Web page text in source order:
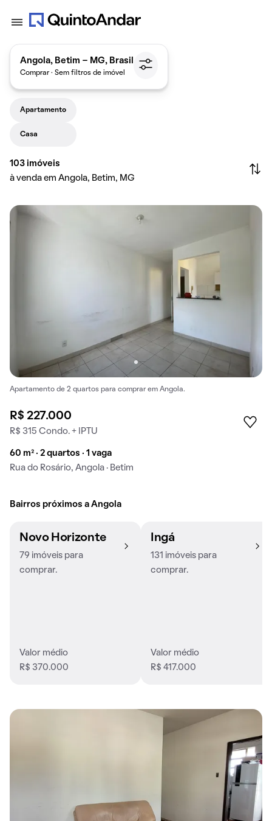
Angola, Betim - MG, Brasil
Comprar · Sem filtros de imóvel
Apartamento
Casa
103 imóveis
à venda em Angola, Betim, MG
Apartamento de 2 quartos para comprar em Angola.
R$ 227.000
R$ 315 Condo. + IPTU
60 m² · 2 quartos · 1 vaga
Rua do Rosário, Angola · Betim
Bairros próximos a Angola
Novo Horizonte
79 imóveis para
comprar.
Valor médio
R$ 370.000
Ingá
131 imóveis para
comprar.
Valor médio
R$ 417.000